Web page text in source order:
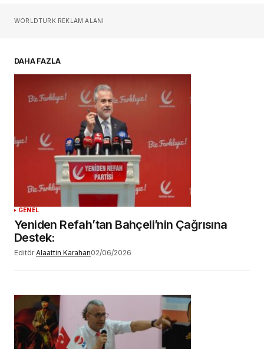
Sizin adınız*
Daha sonraki yorumlarımda kullanılması için
adım, e-posta adresim ve site adresim bu
tarayıcıya kaydedilsin.
YORUM GÖNDER
WORLDTURK REKLAM ALANI
DAHA FAZLA
GENEL
Yeniden Refah’tan Bahçeli’nin Çağrısına
Destek:
Editör Alaattin Karahan02/06/2026